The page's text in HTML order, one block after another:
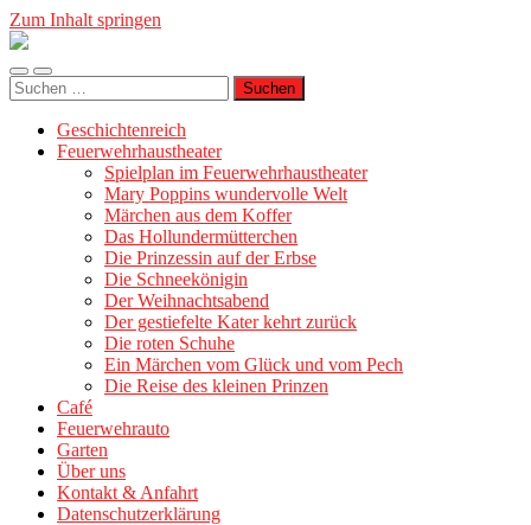
Zum Inhalt springen
Geschichtenreich
Mobile-
Menü
Suchfeld
ein-/ausblenden
Suche
nach:
Geschichtenreich
Feuerwehrhaustheater
Spielplan im Feuerwehrhaustheater
Mary Poppins wundervolle Welt
Märchen aus dem Koffer
Das Hollundermütterchen
Die Prinzessin auf der Erbse
Die Schneekönigin
Der Weihnachtsabend
Der gestiefelte Kater kehrt zurück
Die roten Schuhe
Ein Märchen vom Glück und vom Pech
Die Reise des kleinen Prinzen
Café
Feuerwehrauto
Garten
Über uns
Kontakt & Anfahrt
Datenschutzerklärung